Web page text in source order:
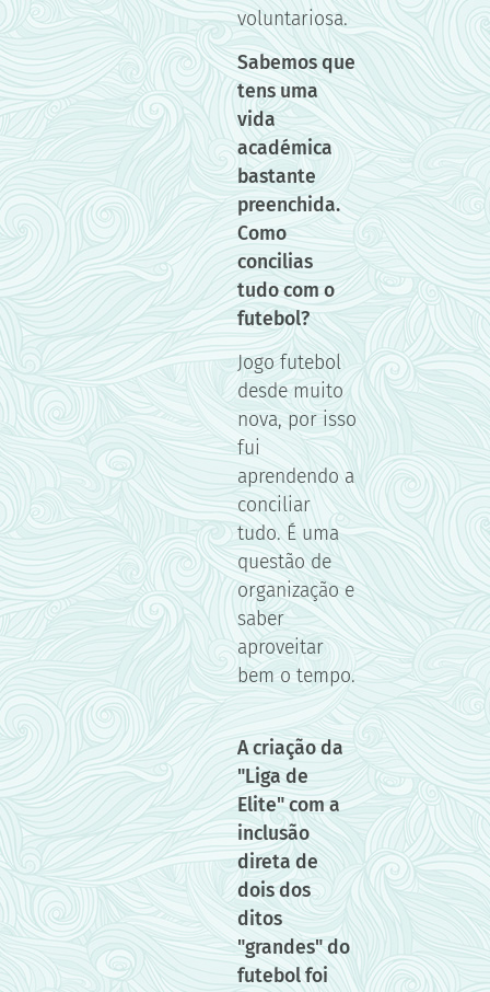
voluntariosa.
Sabemos que
tens uma
vida
académica
bastante
preenchida.
Como
concilias
tudo com o
futebol?
Jogo futebol
desde muito
nova, por isso
fui
aprendendo a
conciliar
tudo. É uma
questão de
organização e
saber
aproveitar
bem o tempo.
A criação da
"Liga de
Elite" com a
inclusão
direta de
dois dos
ditos
"grandes" do
futebol foi